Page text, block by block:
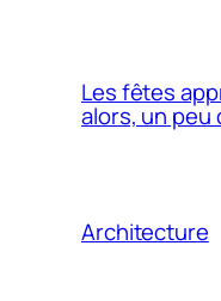
Les fêtes
alors, un peu
Architecture